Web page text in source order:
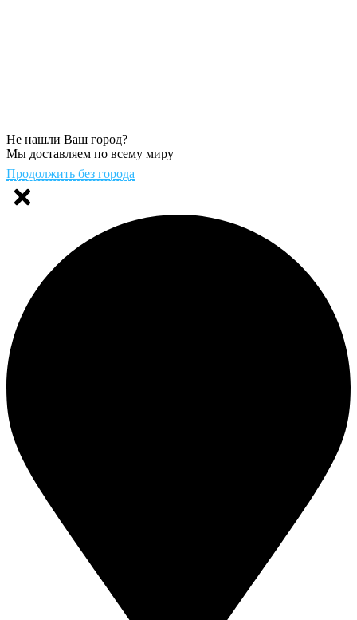
Не нашли Ваш город?
Мы доставляем по всему миру
Продолжить без города